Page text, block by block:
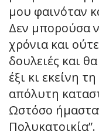
μου φαινόταν
Δεν μπορούσα
χρόνια και
δουλειές και
έξι κι εκείνη
απόλυτη
Ωστόσο
Πολυκατοικία”.